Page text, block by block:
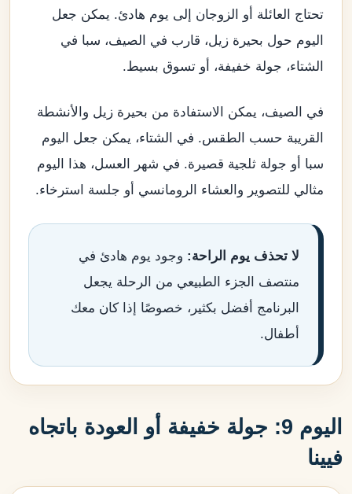
تحتاج العائلة أو الزوجان إلى يوم هادئ. يمكن جعل
اليوم حول بحيرة زيل، قارب في الصيف، سبا في
الشتاء، جولة خفيفة، أو تسوق بسيط.
في الصيف، يمكن الاستفادة من بحيرة زيل والأنشطة
القريبة حسب الطقس. في الشتاء، يمكن جعل اليوم
سبا أو جولة ثلجية قصيرة. في شهر العسل، هذا اليوم
مثالي للتصوير والعشاء الرومانسي أو جلسة استرخاء.
لا تحذف يوم الراحة: وجود يوم هادئ في
منتصف الجزء الطبيعي من الرحلة يجعل
البرنامج أفضل بكثير، خصوصًا إذا كان معك
أطفال.
اليوم 9: جولة خفيفة أو العودة باتجاه
فيينا